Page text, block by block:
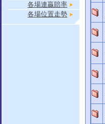
各場連贏賠率
各場位置走勢